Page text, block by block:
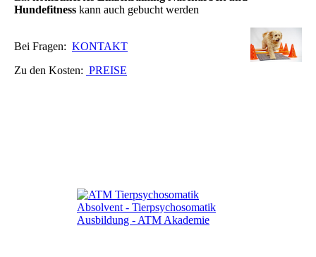
Hundefitness kann auch gebucht werden
Bei Fragen: KONTAKT
Zu den Kosten: PREISE